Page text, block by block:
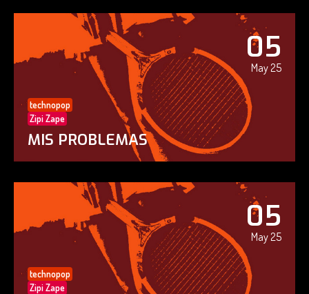
05
May 25
technopop
Zipi Zape
MIS PROBLEMAS
05
May 25
technopop
Zipi Zape